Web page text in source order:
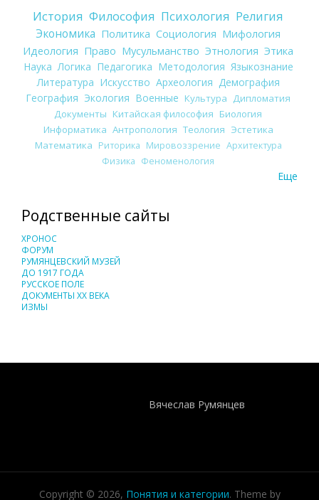
История Философия Психология Религия
Экономика Политика Социология Мифология
Идеология Право Мусульманство Этнология Этика
Наука Логика Педагогика Методология Языкознание
Литература Искусство Археология Демография
География Экология Военные Культура
Дипломатия
Документы Китайская философия Биология
Информатика Антропология Теология Эстетика
Математика Риторика Мировоззрение Архитектура
Физика Феноменология
Еще
Родственные сайты
ХРОНОС
ФОРУМ
РУМЯНЦЕВСКИЙ МУЗЕЙ
ДО 1917 ГОДА
РУССКОЕ ПОЛЕ
ДОКУМЕНТЫ XX ВЕКА
ИЗМЫ
Вячеслав Румянцев
Copyright © 2026, Понятия и категории. Theme by